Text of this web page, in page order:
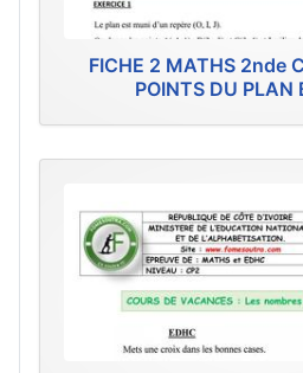
FICHE 2 MATHS 2nde
POINTS DU PLAN